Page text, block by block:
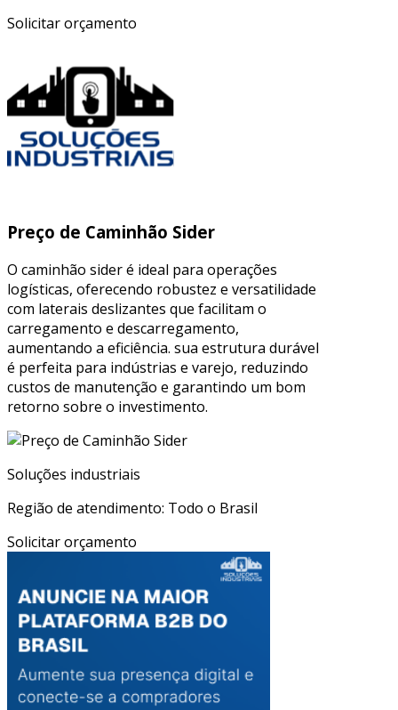
Solicitar orçamento
Preço de Caminhão Sider
O caminhão sider é ideal para operações
logísticas, oferecendo robustez e versatilidade
com laterais deslizantes que facilitam o
carregamento e descarregamento,
aumentando a eficiência. sua estrutura durável
é perfeita para indústrias e varejo, reduzindo
custos de manutenção e garantindo um bom
retorno sobre o investimento.
Soluções industriais
Região de atendimento: Todo o Brasil
Solicitar orçamento